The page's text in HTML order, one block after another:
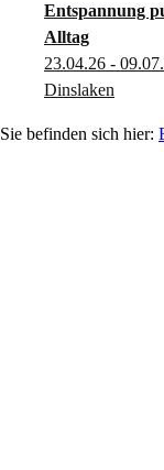
Entspannung
Alltag
23.04.26 -
Dinslaken